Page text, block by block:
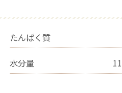
たんぱく質
水分量